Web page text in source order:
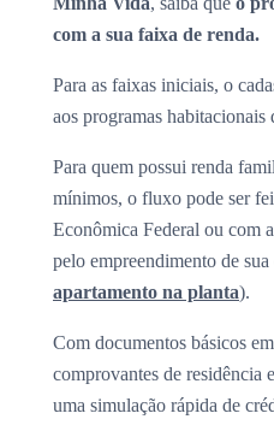
com a sua faixa de renda.
Para as faixas iniciais, o
aos programas
Para quem possui renda
mínimos, o fluxo pode ser
Econômica Federal ou com
pelo empreendimento de
apartamento na planta).
Com documentos básicos
comprovantes de residência
uma simulação rápida de